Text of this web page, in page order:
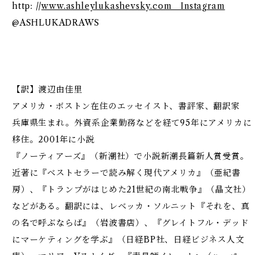
http: //www.ashleylukashevsky.com Instagram
@ASHLUKADRAWS
【訳】渡辺由佳里
アメリカ・ボストン在住のエッセイスト、書評家、翻訳家
兵庫県生まれ。外資系企業勤務などを経て95年にアメリカに
移住。2001年に小説
『ノーティアーズ』（新潮社）で小説新潮長篇新人賞受賞。
近著に『ベストセラーで読み解く現代アメリカ』（亜紀書
房）、『トランプがはじめた21世紀の南北戦争』（晶文社）
などがある。翻訳には、レベッカ・ソルニット『それを、真
の名で呼ぶならば』（岩波書店）、『グレイトフル・デッド
にマーケティングを学ぶ』（日経BP社、日経ビジネス人文